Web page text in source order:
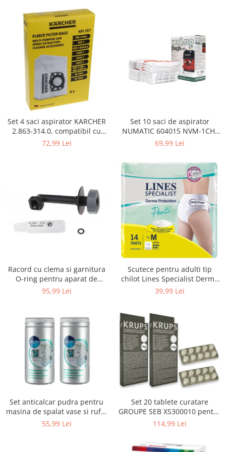
Decoratiuni
Gradinarit
Hobby-uri creative
Iluminat & Electrice
Jaluzele
Kit-uri automatizari porti si usi
Mobila dormitor
Mobila gradina & terasa
Mobila Living & Dining
Organizare si depozitare
Scule electrice si unelte
Silicon, spume si solutii tehnice
Sisteme Incalzire
Textile si covoare
Accesorii tablete
Laptopuri si Accesorii
Wearable & Gadgeturi
Electrocasnice & Climatizare
Accesorii si piese masini spalat
rufe si uscatoare
Accesorii si piese masini spalat
Aparate Racire Aer
Aragaze si cuptoare cu microunde
Set 4 saci aspirator KARCHER
2.863-314.0, compatibil cu
WD, KWD, SE
72,99 Lei
Set 10 saci de aspirator
NUMATIC 604015 NVM-1CH,
9L
69,99 Lei
Racord cu clema si garnitura
O-ring pentru aparat de
spalat cu presiune, KARCHER
95,99 Lei
Scutece pentru adulti tip
chilot Lines Specialist Derma
Protection Extra, 7 picaturi,
39,99 Lei
Set anticalcar pudra pentru
masina de spalat vase si rufe,
WPRO 484000008416, 2 x 250g
55,99 Lei
Set 20 tablete curatare
GROUPE SEB XS300010 pentru
espressoare Krups (2x10
114,99 Lei